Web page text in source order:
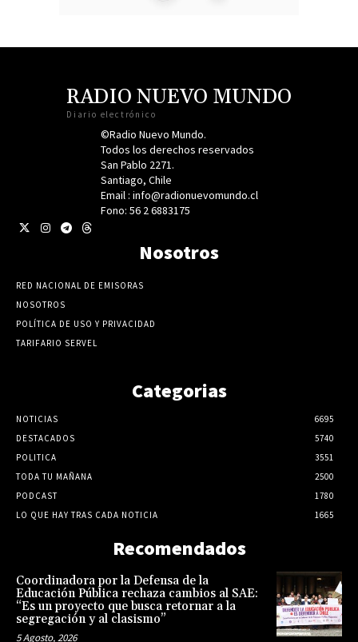
RADIO NUEVO MUNDO
Diario electrónico
©Radio Nuevo Mundo.
Todos los derechos reservados
San Pablo 2271.
Santiago, Chile
Email : info@radionuevomundo.cl
Fono: 56 2 6883175
Nosotros
RED NACIONAL DE EMISORAS
NOSOTROS
POLÍTICA DE USO Y PRIVACIDAD
TARIFARIO SERVEL
Categorias
NOTICIAS
6695
DESTACADOS
5740
POLITICA
3551
TODA TU MAÑANA
2500
PODCAST
1780
LO QUE HAY TRAS CADA NOTICIA
1665
Recomendados
Coordinadora por la Defensa de la
Educación Pública rechaza cambios al SAE:
“Es un proyecto que busca retornar a la
segregación y al clasismo”
5 Agosto, 2026